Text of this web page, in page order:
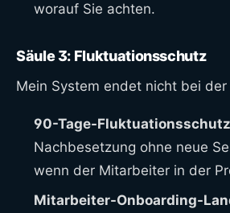
worauf Sie achten.
Säule 3: Fluktuationsschutz
Mein System endet nicht bei der
90-Tage-Fluktuationsschutz
Nachbesetzung ohne neue
wenn der Mitarbeiter in der
Mitarbeiter-Onboarding-